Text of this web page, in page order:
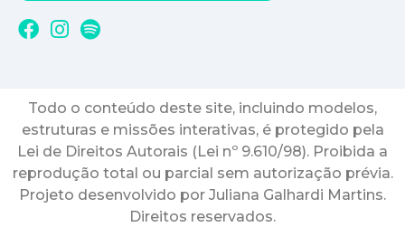
Todo o conteúdo deste site, incluindo modelos,
estruturas e missões interativas, é protegido pela
Lei de Direitos Autorais (Lei nº 9.610/98). Proibida a
reprodução total ou parcial sem autorização prévia.
Projeto desenvolvido por Juliana Galhardi Martins.
Direitos reservados.